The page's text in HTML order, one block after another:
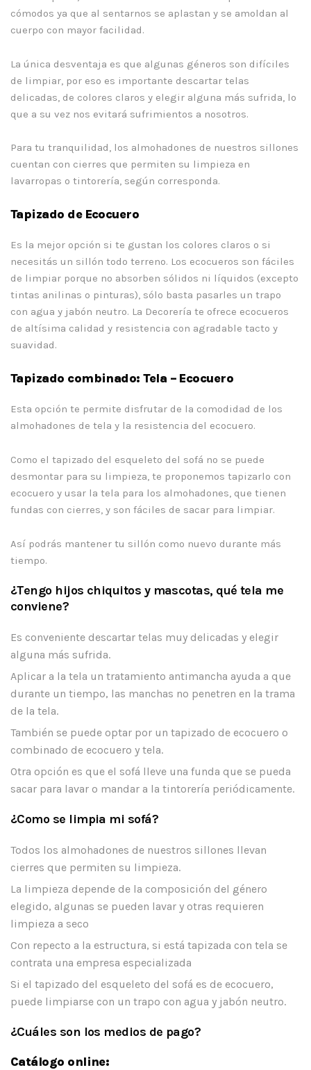
cómodos ya que al sentarnos se aplastan y se amoldan al
cuerpo con mayor facilidad.
La única desventaja es que algunas géneros son difíciles
de limpiar, por eso es importante descartar telas
delicadas, de colores claros y elegir alguna más sufrida, lo
que a su vez nos evitará sufrimientos a nosotros.
Para tu tranquilidad, los almohadones de nuestros sillones
cuentan con cierres que permiten su limpieza en
lavarropas o tintorería, según corresponda.
Tapizado de Ecocuero
Es la mejor opción si te gustan los colores claros o si
necesitás un sillón todo terreno. Los ecocueros son fáciles
de limpiar porque no absorben sólidos ni líquidos (excepto
tintas anilinas o pinturas), sólo basta pasarles un trapo
con agua y jabón neutro. La Decorería te ofrece ecocueros
de altísima calidad y resistencia con agradable tacto y
suavidad.
Tapizado combinado: Tela – Ecocuero
Esta opción te permite disfrutar de la comodidad de los
almohadones de tela y la resistencia del ecocuero.
Como el tapizado del esqueleto del sofá no se puede
desmontar para su limpieza, te proponemos tapizarlo con
ecocuero y usar la tela para los almohadones, que tienen
fundas con cierres, y son fáciles de sacar para limpiar.
Así podrás mantener tu sillón como nuevo durante más
tiempo.
¿Tengo hijos chiquitos y mascotas, qué tela me
conviene?
Es conveniente descartar telas muy delicadas y elegir
alguna más sufrida.
Aplicar a la tela un tratamiento antimancha ayuda a que
durante un tiempo, las manchas no penetren en la trama
de la tela.
También se puede optar por un tapizado de ecocuero o
combinado de ecocuero y tela.
Otra opción es que el sofá lleve una funda que se pueda
sacar para lavar o mandar a la tintorería periódicamente.
¿Como se limpia mi sofá?
Todos los almohadones de nuestros sillones llevan
cierres que permiten su limpieza.
La limpieza depende de la composición del género
elegido, algunas se pueden lavar y otras requieren
limpieza a seco
Con repecto a la estructura, si está tapizada con tela se
contrata una empresa especializada
Si el tapizado del esqueleto del sofá es de ecocuero,
puede limpiarse con un trapo con agua y jabón neutro.
¿Cuáles son los medios de pago?
Catálogo online: